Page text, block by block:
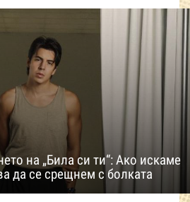
на „Била си ти“: Ако искаме
да се срещнем с болката